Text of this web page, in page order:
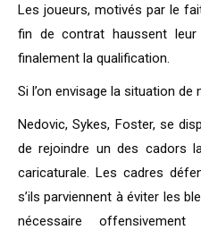
Les joueurs, motivés par le
fin de contrat haussent
finalement la qualification.
Si l’on envisage la situation
Nedovic, Sykes, Foster, se
de rejoindre un des cadors
caricaturale. Les cadres
s’ils parviennent à éviter les
nécessaire